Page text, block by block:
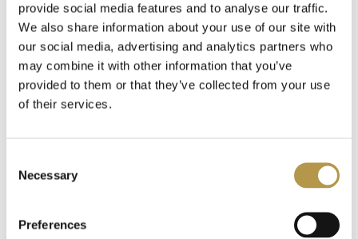
provide social media features and to analyse our traffic.
We also share information about your use of our site with
our social media, advertising and analytics partners who
may combine it with other information that you’ve
provided to them or that they’ve collected from your use
of their services.
Selection
Necessary
Preferences
PLUSZOWYM
ZAPACH
LILIROSE I
ŚLINIAK